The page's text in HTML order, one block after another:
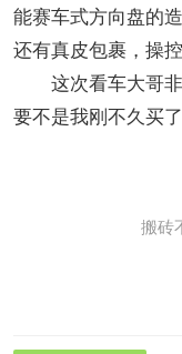
能赛车式方向盘的
还有真皮包裹，操
这次看车大哥非
要不是我刚不久买
搬砖